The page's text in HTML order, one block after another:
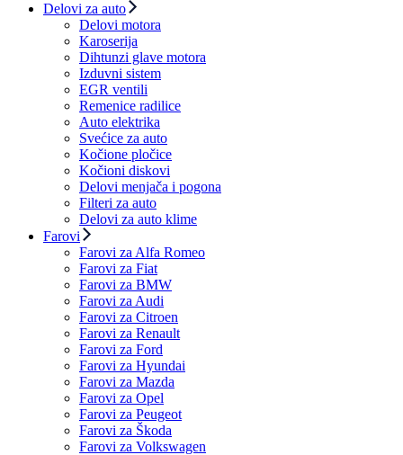
Delovi za auto
Delovi motora
Karoserija
Dihtunzi glave motora
Izduvni sistem
EGR ventili
Remenice radilice
Auto elektrika
Svećice za auto
Kočione pločice
Kočioni diskovi
Delovi menjača i pogona
Filteri za auto
Delovi za auto klime
Farovi
Farovi za Alfa Romeo
Farovi za Fiat
Farovi za BMW
Farovi za Audi
Farovi za Citroen
Farovi za Renault
Farovi za Ford
Farovi za Hyundai
Farovi za Mazda
Farovi za Opel
Farovi za Peugeot
Farovi za Škoda
Farovi za Volkswagen